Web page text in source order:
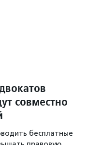
совместно
бесплатные